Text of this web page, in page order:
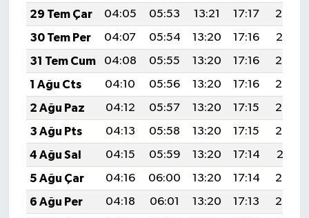
29 Tem Çar
04:05 05:53 13:21 17:17
20:38
30 Tem Per
04:07 05:54 13:20 17:16
20:37
31 Tem Cum
04:08 05:55 13:20 17:16
20:36
1 Ağu Cts
04:10 05:56 13:20 17:16
20:35
2 Ağu Paz
04:12 05:57 13:20 17:15
20:33
3 Ağu Pts
04:13 05:58 13:20 17:15
20:32
4 Ağu Sal
04:15 05:59 13:20 17:14
20:31
5 Ağu Çar
04:16 06:00 13:20 17:14
20:30
6 Ağu Per
04:18 06:01 13:20 17:13
20:29